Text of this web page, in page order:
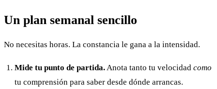
Un plan semanal sencillo
No necesitas horas. La constancia le gana a la intensidad.
Mide tu punto de partida.Anota tanto tu velocidadcomo
tu comprensión para saber desde dónde arrancas.